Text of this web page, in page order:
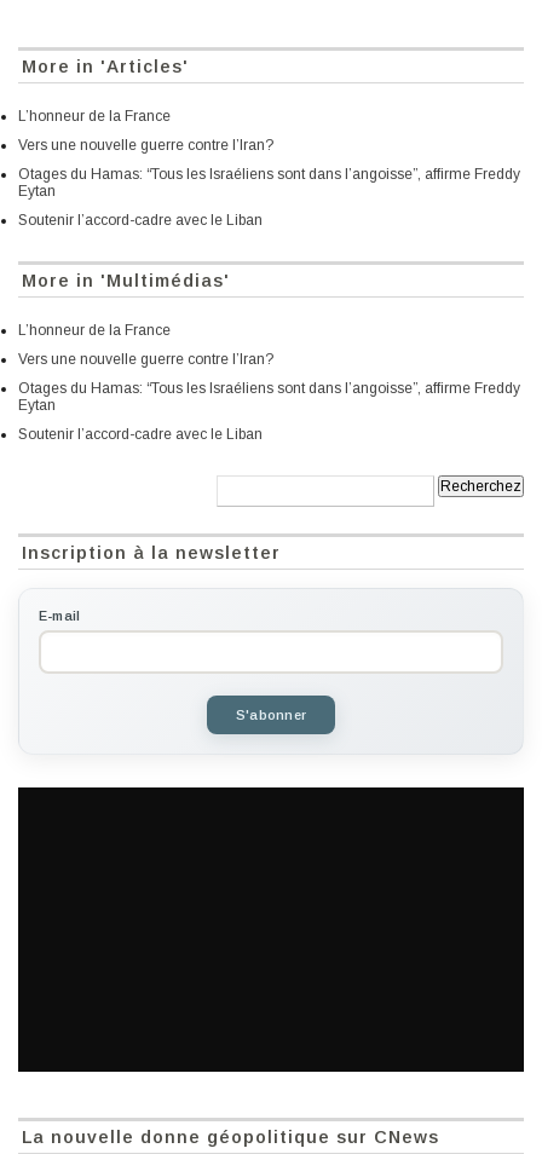
More in 'Articles'
L’honneur de la France
Vers une nouvelle guerre contre l’Iran?
Otages du Hamas: “Tous les Israéliens sont dans l’angoisse”, affirme Freddy
Eytan
Soutenir l’accord-cadre avec le Liban
More in 'Multimédias'
L’honneur de la France
Vers une nouvelle guerre contre l’Iran?
Otages du Hamas: “Tous les Israéliens sont dans l’angoisse”, affirme Freddy
Eytan
Soutenir l’accord-cadre avec le Liban
Inscription à la newsletter
E-mail
S'abonner
La nouvelle donne géopolitique sur CNews